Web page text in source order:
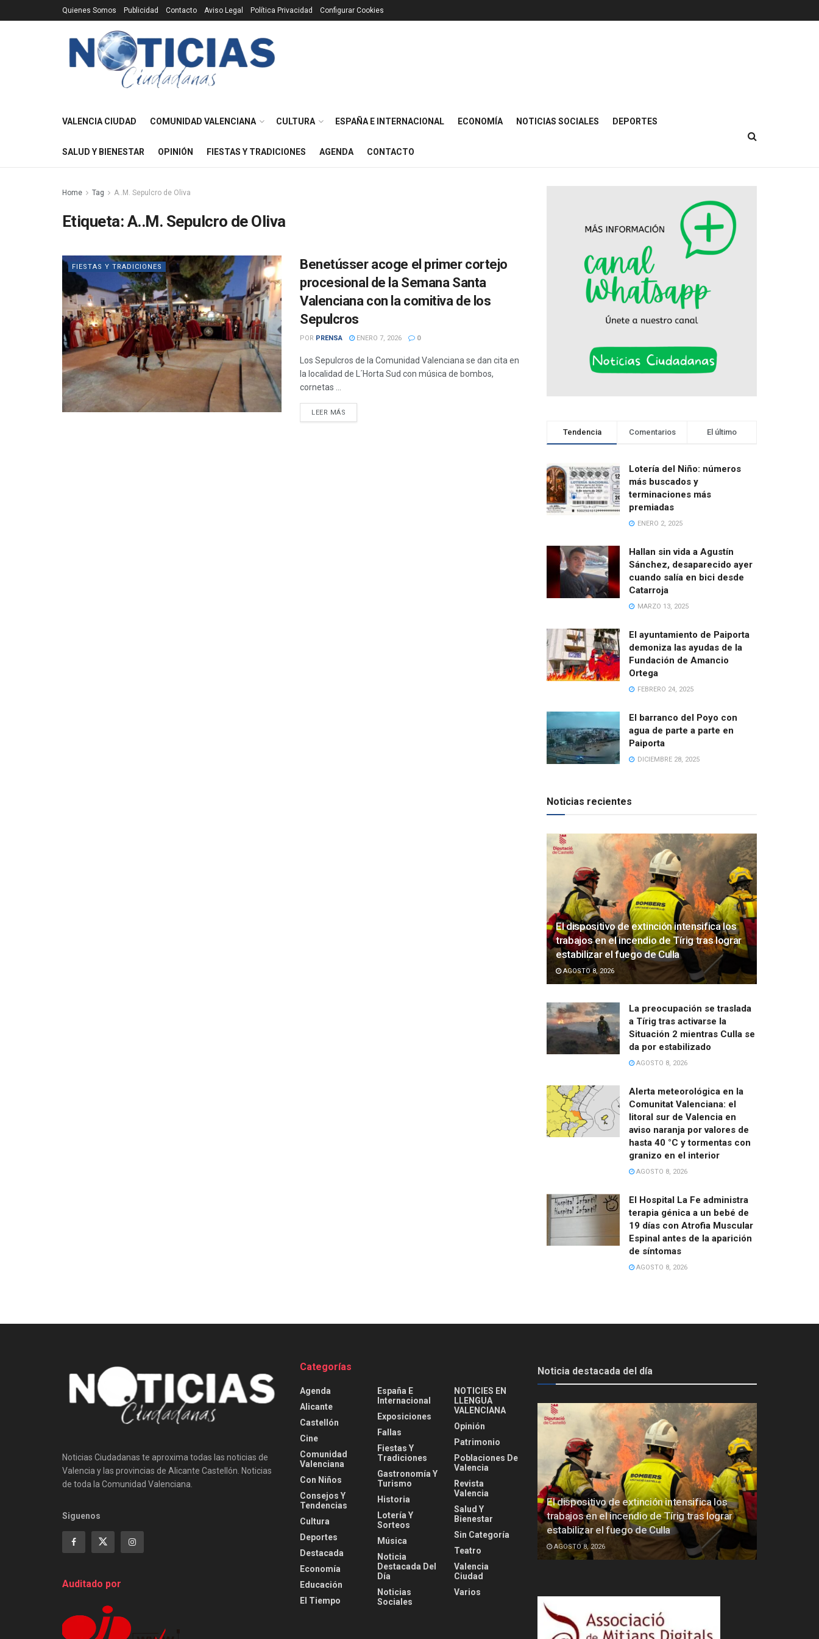
Quienes Somos Publicidad Contacto Aviso Legal Política Privacidad Configurar Cookies
VALENCIA CIUDAD COMUNIDAD VALENCIANA CULTURA ESPAÑA E INTERNACIONAL ECONOMÍA NOTICIAS SOCIALES DEPORTES
SALUD Y BIENESTAR OPINIÓN FIESTAS Y TRADICIONES AGENDA CONTACTO
Home Tag A..M. Sepulcro de Oliva
Etiqueta: A..M. Sepulcro de Oliva
FIESTAS Y TRADICIONES
Benetússer acoge el primer cortejo
procesional de la Semana Santa
Valenciana con la comitiva de los
Sepulcros
POR PRENSA ENERO 7, 2026 0
Los Sepulcros de la Comunidad Valenciana se dan cita en
la localidad de L´Horta Sud con música de bombos,
cornetas ...
LEER MÁS
Tendencia Comentarios El último
Lotería del Niño: números
más buscados y
terminaciones más
premiadas
ENERO 2, 2025
Hallan sin vida a Agustín
Sánchez, desaparecido ayer
cuando salía en bici desde
Catarroja
MARZO 13, 2025
El ayuntamiento de Paiporta
demoniza las ayudas de la
Fundación de Amancio
Ortega
FEBRERO 24, 2025
El barranco del Poyo con
agua de parte a parte en
Paiporta
DICIEMBRE 28, 2025
Noticias recientes
El dispositivo de extinción intensifica los
trabajos en el incendio de Tírig tras lograr
estabilizar el fuego de Culla
AGOSTO 8, 2026
La preocupación se traslada
a Tírig tras activarse la
Situación 2 mientras Culla se
da por estabilizado
AGOSTO 8, 2026
Alerta meteorológica en la
Comunitat Valenciana: el
litoral sur de Valencia en
aviso naranja por valores de
hasta 40 °C y tormentas con
granizo en el interior
AGOSTO 8, 2026
El Hospital La Fe administra
terapia génica a un bebé de
19 días con Atrofia Muscular
Espinal antes de la aparición
de síntomas
AGOSTO 8, 2026
Noticias Ciudadanas te aproxima todas las noticias de
Valencia y las provincias de Alicante Castellón. Noticias
de toda la Comunidad Valenciana.
Siguenos
Auditado por
Categorías
Agenda
Alicante
Castellón
Cine
Comunidad
Valenciana
Con Niños
Consejos Y
Tendencias
Cultura
Deportes
Destacada
Economía
Educación
El Tiempo
España E
Internacional
Exposiciones
Fallas
Fiestas Y
Tradiciones
Gastronomía Y
Turismo
Historia
Lotería Y
Sorteos
Música
Noticia
Destacada Del
Día
Noticias
Sociales
NOTICIES EN
LLENGUA
VALENCIANA
Opinión
Patrimonio
Poblaciones De
Valencia
Revista
Valencia
Salud Y
Bienestar
Sin Categoría
Teatro
Valencia
Ciudad
Varios
Noticia destacada del día
El dispositivo de extinción intensifica los
trabajos en el incendio de Tírig tras lograr
estabilizar el fuego de Culla
AGOSTO 8, 2026